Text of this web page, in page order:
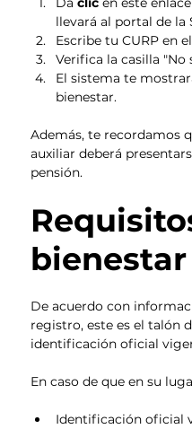
llevará al portal de la
Escribe tu CURP en
Verifica la casilla
El sistema te
bienestar.
Además, te recordamos
auxiliar deberá
pensión.
bienestar
De acuerdo con
registro, este es el talón
identificación oficial
En caso de que en su
Identificación oficial